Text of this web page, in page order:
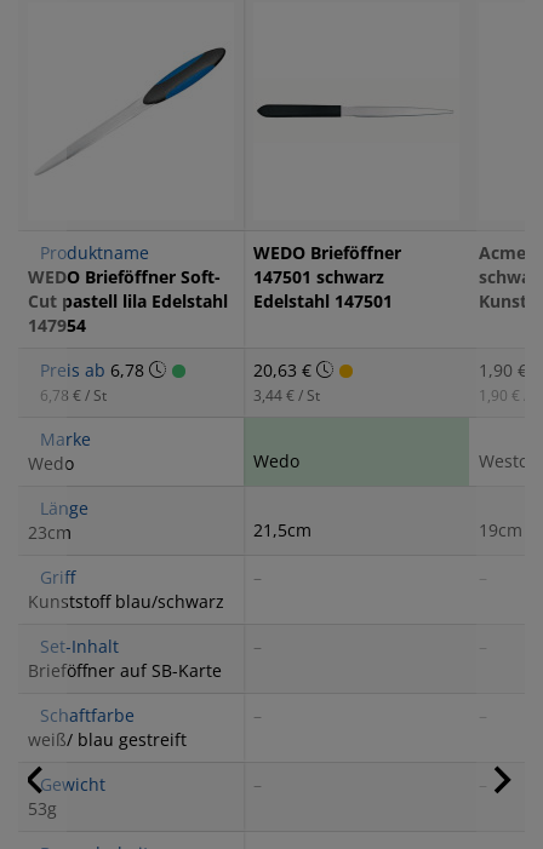
Produktname
WEDO Brieföffner Soft-
Cut pastell lila Edelstahl
147954
WEDO Brieföffner
147501 schwarz
Edelstahl 147501
Acme
Preis ab 6,78
6,78 € / St
20,63 €
3,44 € / St
1,90 €
1,90 € /
Marke
Wedo
Wedo
Länge
23cm
21,5cm 19cm
Griff
Kunststoff blau/schwarz
– –
Set-Inhalt
Brieföffner auf SB-Karte
– –
Schaftfarbe
weiß/ blau gestreift
– –
Gewicht
53g
– –